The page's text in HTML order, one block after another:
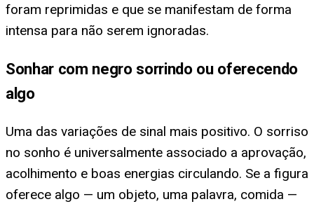
foram reprimidas e que se manifestam de forma
intensa para não serem ignoradas.
Sonhar com negro sorrindo ou oferecendo
algo
Uma das variações de sinal mais positivo. O sorriso
no sonho é universalmente associado a aprovação,
acolhimento e boas energias circulando. Se a figura
oferece algo — um objeto, uma palavra, comida —